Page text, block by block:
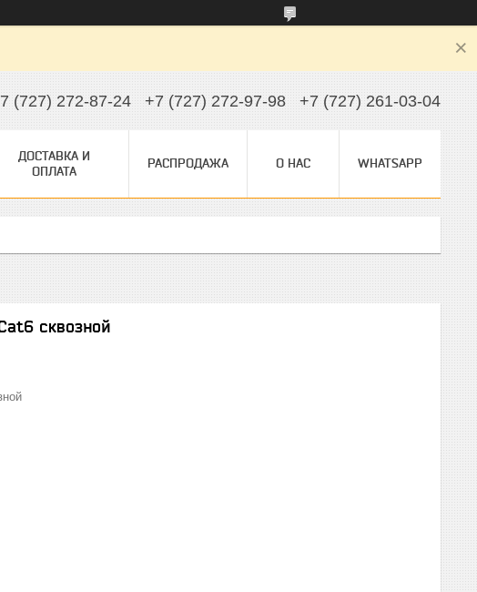
(727) 272-87-24 +7 (727) 272-97-98 +7 (727) 261-03-04
ДОСТАВКА И
ОПЛАТА
РАСПРОДАЖА О НАС WHATSAPP
сквозной